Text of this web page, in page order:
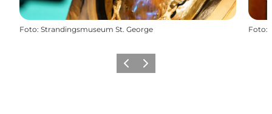
Foto: Strandingsmuseum St. George Foto:
Vorherige Folie
Nächste Folie